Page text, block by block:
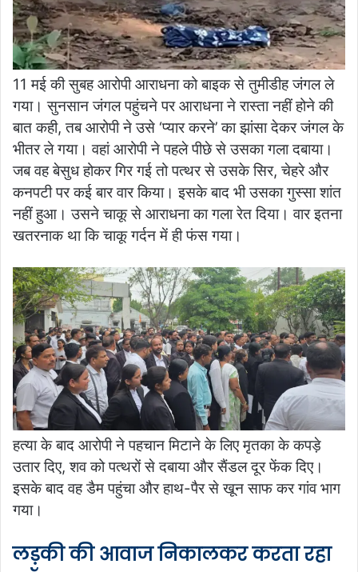
11 मई की सुबह आरोपी आराधना को बाइक से तुमीडीह जंगल ले
गया। सुनसान जंगल पहुंचने पर आराधना ने रास्ता नहीं होने की
बात कही, तब आरोपी ने उसे ‘प्यार करने’ का झांसा देकर जंगल के
भीतर ले गया। वहां आरोपी ने पहले पीछे से उसका गला दबाया।
जब वह बेसुध होकर गिर गई तो पत्थर से उसके सिर, चेहरे और
कनपटी पर कई बार वार किया। इसके बाद भी उसका गुस्सा शांत
नहीं हुआ। उसने चाकू से आराधना का गला रेत दिया। वार इतना
खतरनाक था कि चाकू गर्दन में ही फंस गया।
हत्या के बाद आरोपी ने पहचान मिटाने के लिए मृतका के कपड़े
उतार दिए, शव को पत्थरों से दबाया और सैंडल दूर फेंक दिए।
इसके बाद वह डैम पहुंचा और हाथ-पैर से खून साफ कर गांव भाग
गया।
लड़की की आवाज निकालकर करता रहा